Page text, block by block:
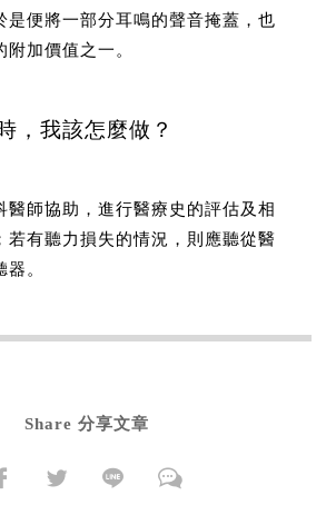
是便將一部分耳鳴的聲音掩蓋，也
加價值之一。
，我該怎麼做？
醫師協助，進行醫療史的評估及相
若有聽力損失的情況，則應聽從醫
。
Share 分享文章